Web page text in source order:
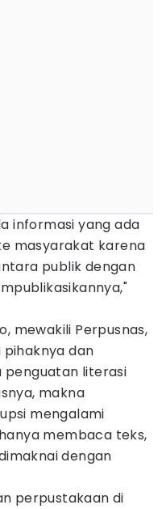
informasi yang ada
masyarakat karena
publik dengan
mewakili Perpusnas,
dan
penguatan literasi
makna
mengalami
membaca teks,
dengan
perpustakaan di